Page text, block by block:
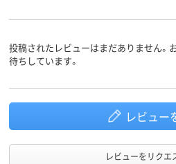
投稿されたレビューはまだありません。
待ちしています。
レビュー
レビューをリクエ